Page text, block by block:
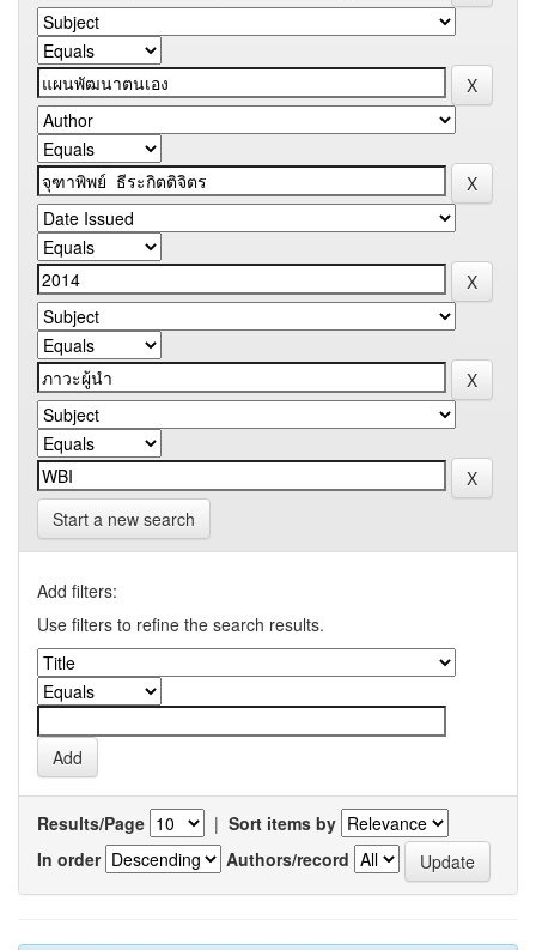
Start a new search
Add filters:
Use filters to refine the search results.
Results/Page | Sort items by
In order
Authors/record